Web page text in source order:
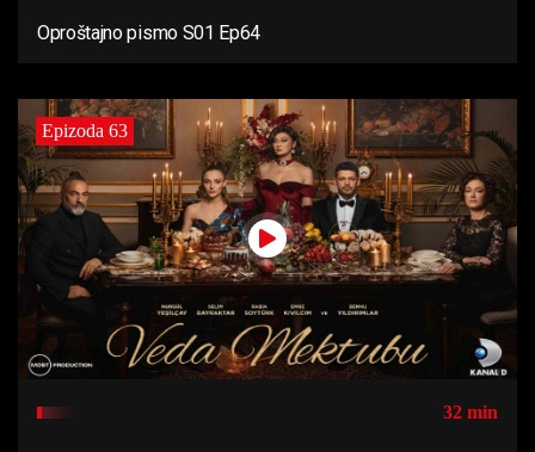
Oproštajno pismo S01 Ep64
Epizoda 63
32 min